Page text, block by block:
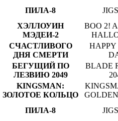
ПИЛА-8
ХЭЛЛОУИН
МЭДЕИ-2
BOO 2!
СЧАСТЛИВОГО
ДНЯ СМЕРТИ
HAPPY
БЕГУЩИЙ ПО
ЛЕЗВИЮ 2049
BLADE
KINGSMAN:
ЗОЛОТОЕ КОЛЬЦО
ПИЛА-8